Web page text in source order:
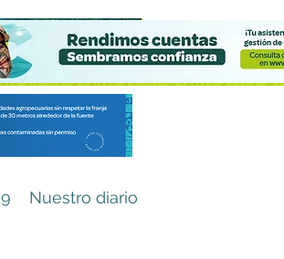
Nuestro diario